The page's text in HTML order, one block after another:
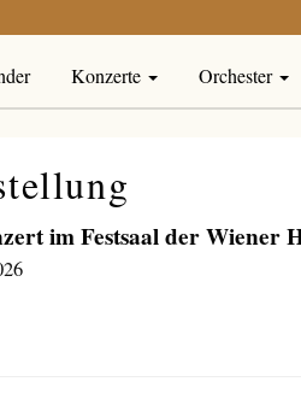
Konzerte Orchester
im Festsaal der Wiener